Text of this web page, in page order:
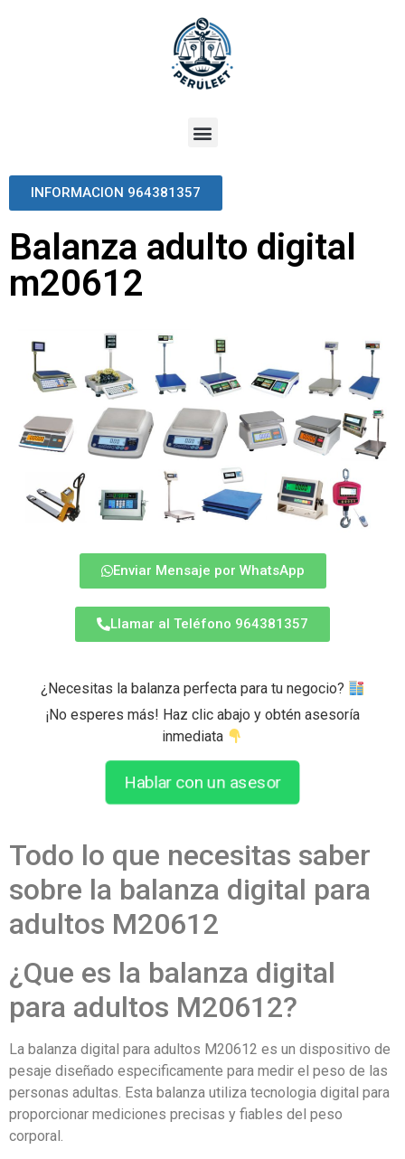
INFORMACION 964381357
Balanza adulto digital
m20612
Enviar Mensaje por WhatsApp
Llamar al Teléfono 964381357
¿Necesitas la balanza perfecta para tu negocio?
¡No esperes más! Haz clic abajo y obtén asesoría
inmediata
Hablar con un asesor
Todo lo que necesitas saber
sobre la balanza digital para
adultos M20612
¿Que es la balanza digital
para adultos M20612?
La balanza digital para adultos M20612 es un dispositivo de
pesaje diseñado especificamente para medir el peso de las
personas adultas. Esta balanza utiliza tecnologia digital para
proporcionar mediciones precisas y fiables del peso
corporal.